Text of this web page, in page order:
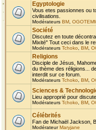
Egyptologie
Vous etes passionnes ou
civilisations.
Modérateurs BM
Société
Discutez en toute
Mixité" Tout ceci dans le
Modérateurs Tchoko BM
Religions
Disciple de Jésus,
du thème des réligions...
interdit sur ce forum.
Modérateurs Tchoko BM
Sciences &
Lieu approprié pour
Modérateurs Tchoko BM
Célébrités
Fan de Michaël Jackson,
ModérateurMaryjane